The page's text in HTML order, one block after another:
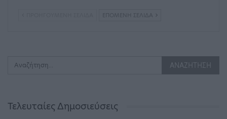
ΕΠΌΜΕΝΗ ΣΕΛΊΔΑ
Τελευταίες Δημοσιεύσεις